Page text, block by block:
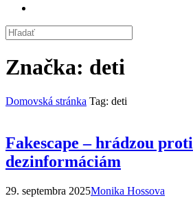
Značka: deti
Domovská stránka Tag: deti
Fakescape – hrádzou proti
dezinformáciám
29. septembra 2025Monika Hossova